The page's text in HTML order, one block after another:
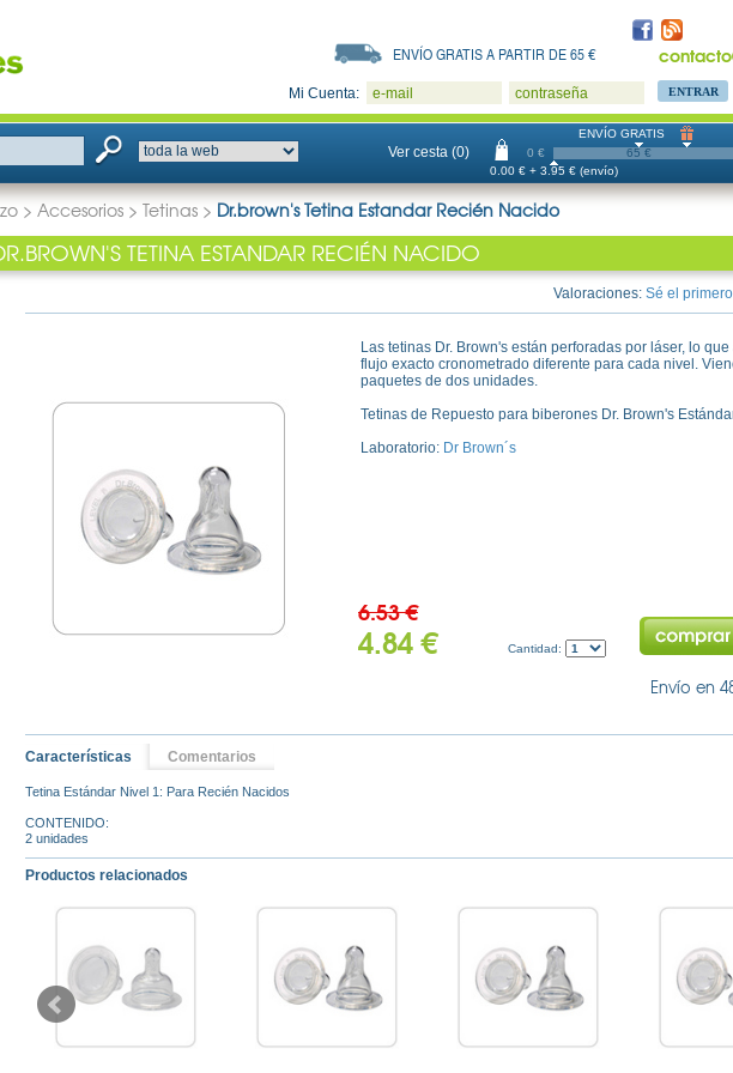
ENVÍO GRATIS A PARTIR DE 65 €
Mi Cuenta: e-mail contraseña
Ver cesta (0) 0 €
ENVÍO GRATIS
65 €
0.00 € + 3.95 € (envío)
> Accesorios > Tetinas > Dr.brown's Tetina Estandar Recién Nacido
TETINA ESTANDAR RECIÉN NACIDO
Valoraciones: Sé el
Las tetinas Dr. Brown's están perforadas por láser, lo
flujo exacto cronometrado diferente para cada nivel.
paquetes de dos unidades.
Tetinas de Repuesto para biberones Dr. Brown's
Laboratorio: Dr Brown´s
6.53 €
4.84 € Cantidad:
Envío en
Características Comentarios
Tetina Estándar Nivel 1: Para Recién Nacidos
CONTENIDO:
2 unidades
Productos relacionados